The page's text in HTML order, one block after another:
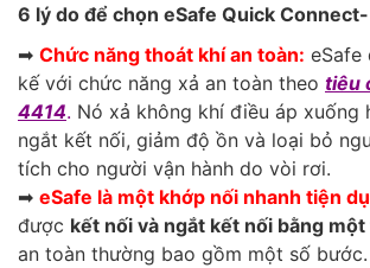
6 lý do để chọn eSafe Quick Connect-
➡ Chức năng thoát khí an toàn: eSafe
kế với chức năng xả an toàn theo tiêu
4414. Nó xả không khí điều áp xuống
ngắt kết nối, giảm độ ồn và loại bỏ
tích cho người vận hành do vòi rơi.
➡ eSafe là một khớp nối nhanh tiện
được kết nối và ngắt kết nối bằng một
an toàn thường bao gồm một số